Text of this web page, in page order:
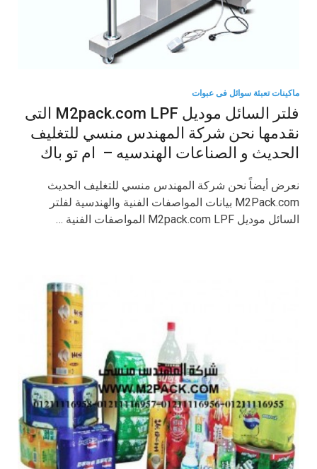
ماكينات تعبئة سوائل فى عبوات
فلتر السائل موديل M2pack.com LPF التى
نقدمها نحن شركة المهندس منسي للتغليف
الحديث و الصناعات الهندسيه – ام تو باك
نعرض أيضاً نحن شركة المهندس منسي للتغليف الحديث
M2Pack.com بيانات المواصفات الفنية والهندسية لفلتر
السائل موديل M2pack.com LPF المواصفات الفنية …